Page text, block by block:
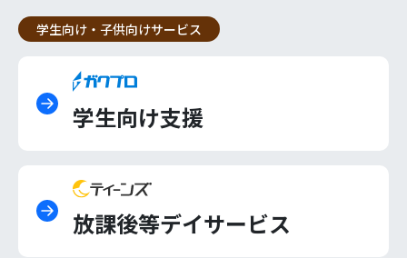
学生向け・子供向けサービス
学生向け支援
放課後等デイサービス